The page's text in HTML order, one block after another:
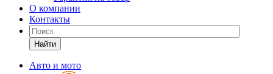
О компании
Контакты
Найти
Авто и мото